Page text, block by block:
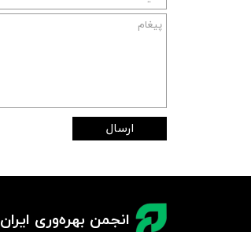
ارسال
انجمن بهره‌وری ایران